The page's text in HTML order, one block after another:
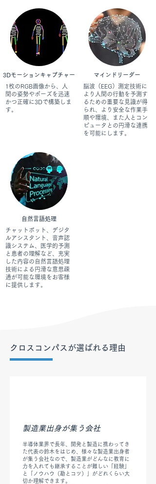
3Dモーションキャプチャー
1枚のRGB画像から、人
間の姿勢やポーズを迅速
かつ正確に3Dで構築しま
す。
自然言語処理
チャットボット、デジタ
ルアシスタント、音声認
識システム、医学的予測
と患者の理解など、充実
した内容の自然言語処理
技術による円滑な意思疎
通が可能な環境をお客様
に提供します。
マインドリーダー
脳波（EEG）測定技術に
より人間の行動を予測す
るための重要な見識が得
られ、より安全な作業手
順や環境、また人とコン
ピュータとの円滑な連携
を可能にします。
クロスコンパスが選ばれる理由
​製造業出身が集う会社
半導体業界で長年、開発と製造に携わってき
た代表の鈴木をはじめ、様々な製造業出身者
が集う会社なので、製造業がどんなに教育に
力を入れても継承することが難しい「経験」
と「ノウハウ（勘とコツ）」がどれくらい大
切か理解できます。